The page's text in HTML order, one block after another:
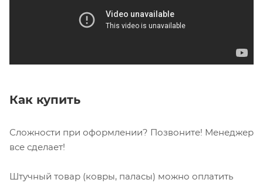
Как купить
Сложности при оформлении? Позвоните! Менеджер
все сделает!
Штучный товар (ковры, паласы) можно оплатить